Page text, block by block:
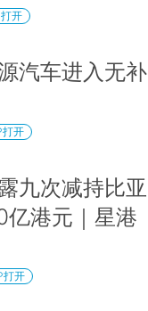
开
汽车进入无补
打开
九次减持比亚
港元｜星港
打开